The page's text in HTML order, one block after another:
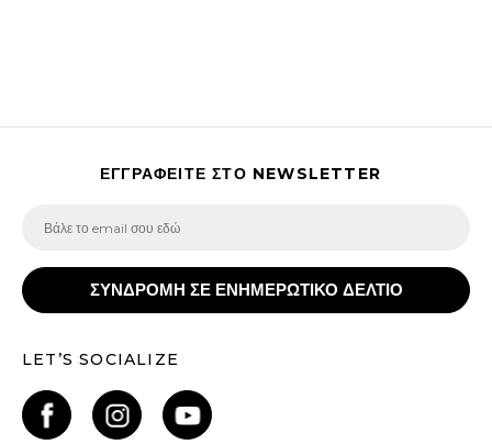
ΕΓΓΡΑΦΕΙΤΕ ΣΤΟ NEWSLETTER
ΣΥΝΔΡΟΜΗ ΣΕ ΕΝΗΜΕΡΩΤΙΚΟ ΔΕΛΤΙΟ
LET’S SOCIALIZE